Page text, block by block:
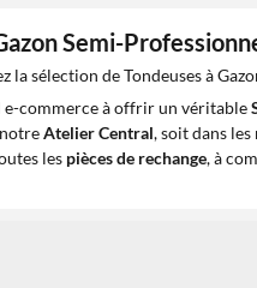
Semi-
la sélection de Tondeuses à
e-commerce à offrir un véritable
Atelier Central, soit dans
les pièces de rechange, à